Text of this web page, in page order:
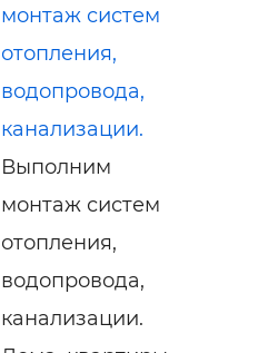
монтаж систем
отопления,
водопровода,
канализации.
Выполним
монтаж систем
отопления,
водопровода,
канализации.